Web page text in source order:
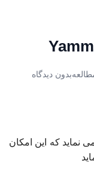
بدون دیدگاه
نماید که این امکان